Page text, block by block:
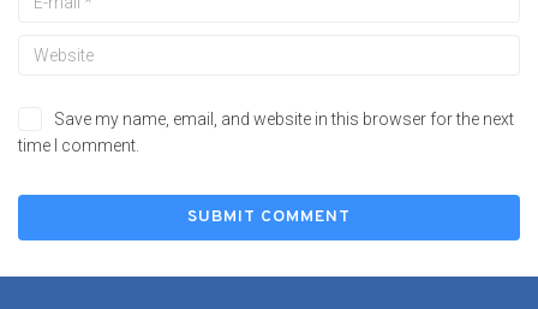
Save my name, email, and website in this browser for the next
time I comment.